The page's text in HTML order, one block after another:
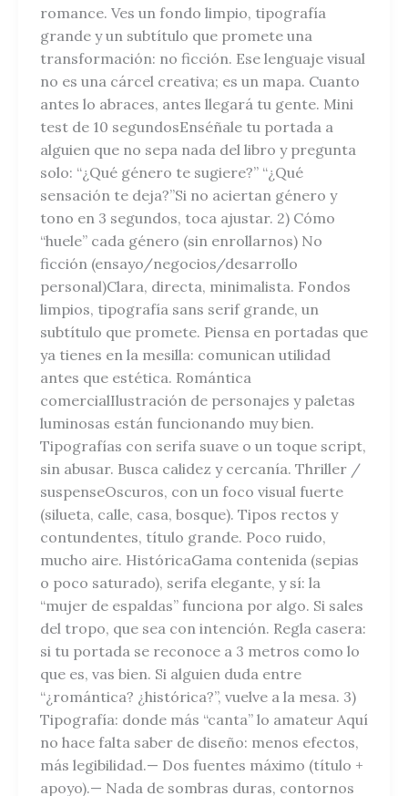
romance. Ves un fondo limpio, tipografía
grande y un subtítulo que promete una
transformación: no ficción. Ese lenguaje visual
no es una cárcel creativa; es un mapa. Cuanto
antes lo abraces, antes llegará tu gente. Mini
test de 10 segundosEnséñale tu portada a
alguien que no sepa nada del libro y pregunta
solo: “¿Qué género te sugiere?” “¿Qué
sensación te deja?”Si no aciertan género y
tono en 3 segundos, toca ajustar. 2) Cómo
“huele” cada género (sin enrollarnos) No
ficción (ensayo/negocios/desarrollo
personal)Clara, directa, minimalista. Fondos
limpios, tipografía sans serif grande, un
subtítulo que promete. Piensa en portadas que
ya tienes en la mesilla: comunican utilidad
antes que estética. Romántica
comercialIlustración de personajes y paletas
luminosas están funcionando muy bien.
Tipografías con serifa suave o un toque script,
sin abusar. Busca calidez y cercanía. Thriller /
suspenseOscuros, con un foco visual fuerte
(silueta, calle, casa, bosque). Tipos rectos y
contundentes, título grande. Poco ruido,
mucho aire. HistóricaGama contenida (sepias
o poco saturado), serifa elegante, y sí: la
“mujer de espaldas” funciona por algo. Si sales
del tropo, que sea con intención. Regla casera:
si tu portada se reconoce a 3 metros como lo
que es, vas bien. Si alguien duda entre
“¿romántica? ¿histórica?”, vuelve a la mesa. 3)
Tipografía: donde más “canta” lo amateur Aquí
no hace falta saber de diseño: menos efectos,
más legibilidad.— Dos fuentes máximo (título +
apoyo).— Nada de sombras duras, contornos